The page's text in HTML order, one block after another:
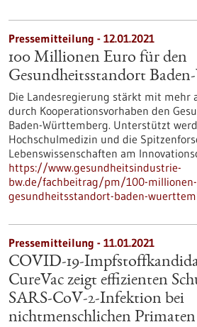
Pressemitteilung - 12.01.2021
100 Millionen Euro für den
Gesundheitsstandort
Die Landesregierung stärkt mit mehr
durch Kooperationsvorhaben den
Baden-Württemberg. Unterstützt
Hochschulmedizin und die
Lebenswissenschaften am
https://www.gesundheitsindustrie-
bw.de/fachbeitrag/pm/100-
gesundheitsstandort-baden-
Pressemitteilung - 11.01.2021
COVID-19-
CureVac zeigt effizienten
SARS-CoV-2-Infektion bei
nichtmenschlichen Primaten